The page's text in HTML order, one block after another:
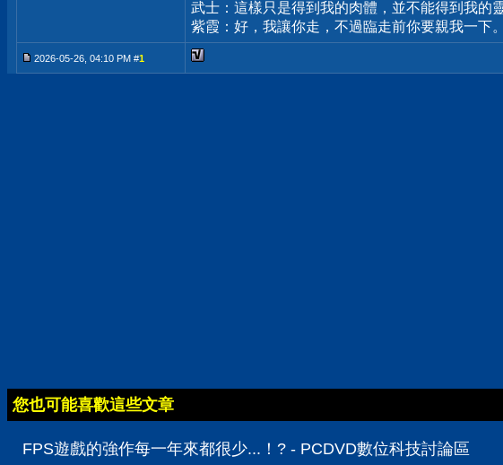
武士：這樣只是得到我的肉體，並不能得到我的
紫霞：好，我讓你走，不過臨走前你要親我一下。
2026-05-26, 04:10 PM #1
您也可能喜歡這些文章
FPS遊戲的強作每一年來都很少...！? - PCDVD數位科技討論區